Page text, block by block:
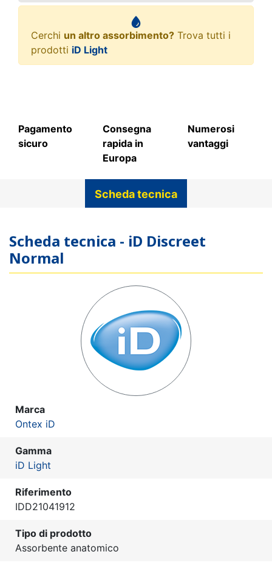
Cerchi un altro assorbimento? Trova tutti i
prodotti iD Light
Pagamento
sicuro
Consegna
rapida in
Europa
Numerosi
vantaggi
Scheda tecnica
Scheda tecnica - iD Discreet
Normal
Marca
Ontex iD
Gamma
iD Light
Riferimento
IDD21041912
Tipo di prodotto
Assorbente anatomico